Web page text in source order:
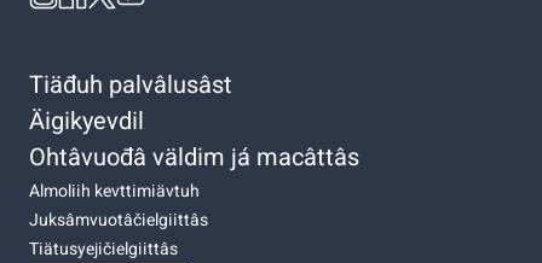
Tiäđuh palvâlusâst
Äigikyevdil
Ohtâvuođâ väldim já macâttâs
Almoliih kevttimiävtuh
Juksâmvuotâčielgiittâs
Tiätusyejičielgiittâs